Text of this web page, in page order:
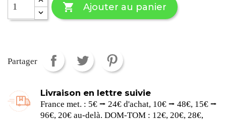
 Ajouter au panier
Partager
Livraison en lettre suivie
France met. : 5€ ⭢ 24€ d'achat, 10€ ⭢ 48€, 15€ ⭢
96€, 20€ au-delà. DOM-TOM : 12€, 20€, 28€,